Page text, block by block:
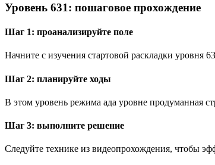
Уровень 631: пошаговое прохождение
Шаг 1: проанализируйте поле
Начните с изучения стартовой раскладки
Шаг 2: планируйте ходы
В этом уровень режима ада уровне продуманная
Шаг 3: выполните решение
Следуйте технике из видеопрохождения, чтобы